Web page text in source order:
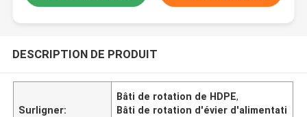
DESCRIPTION DE PRODUIT
Surligner:
Bâti de rotation de HDPE,
Bâti de rotation d'évier d'alimentati